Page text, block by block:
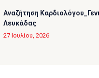
Αναζήτηση
Λευκάδας
27 Ιουλίου, 2026